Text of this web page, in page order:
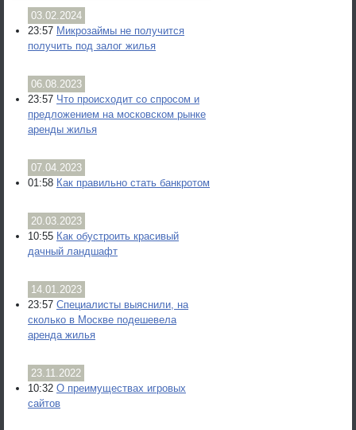
03.02.2024
23:57 Микрозаймы не получится
получить под залог жилья
06.08.2023
23:57 Что происходит со спросом и
предложением на московском рынке
аренды жилья
07.04.2023
01:58 Как правильно стать банкротом
20.03.2023
10:55 Как обустроить красивый
дачный ландшафт
14.01.2023
23:57 Специалисты выяснили, на
сколько в Москве подешевела
аренда жилья
23.11.2022
10:32 О преимуществах игровых
сайтов